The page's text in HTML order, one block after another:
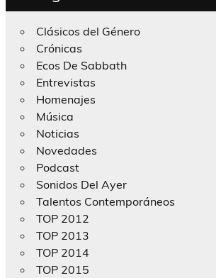
Clásicos del Género
Crónicas
Ecos De Sabbath
Entrevistas
Homenajes
Música
Noticias
Novedades
Podcast
Sonidos Del Ayer
Talentos Contemporáneos
TOP 2012
TOP 2013
TOP 2014
TOP 2015